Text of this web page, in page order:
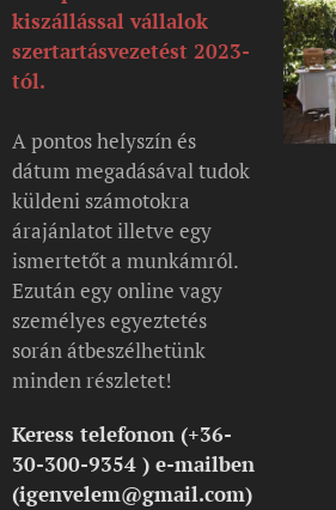
kiszállással vállalok
szertartásvezetést 2023-
tól.
A pontos helyszín és
dátum megadásával tudok
küldeni számotokra
árajánlatot illetve egy
ismertetőt a munkámról.
Ezután egy online vagy
személyes egyeztetés
során átbeszélhetünk
minden részletet!
Keress telefonon (+36-
30-300-9354 ) e-mailben
(igenvelem@gmail.com)